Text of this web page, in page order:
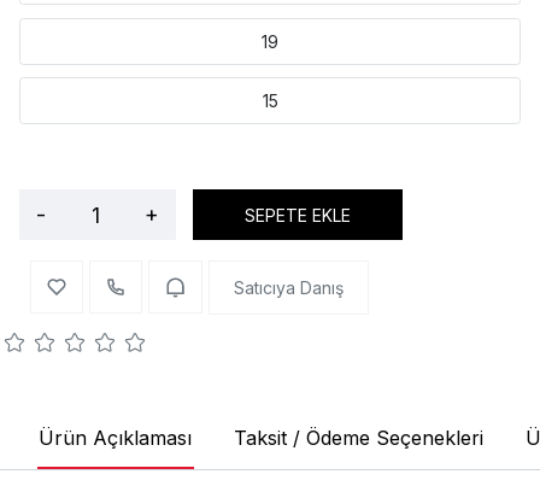
19
15
- + SEPETE EKLE
Satıcıya Danış
Ürün Açıklaması Taksit / Ödeme Seçenekleri